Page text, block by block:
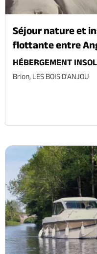
Séjour nature et
flottante entre
HÉBERGEMENT
Brion, LES BOIS D'ANJOU